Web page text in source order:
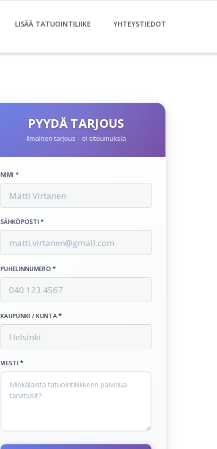
LISÄÄ TATUOINTILIIKE YHTEYSTIEDOT
PYYDÄ TARJOUS
Ilmainen tarjous – ei sitoumuksia
NIMI *
SÄHKÖPOSTI *
PUHELINNUMERO *
KAUPUNKI / KUNTA *
VIESTI *